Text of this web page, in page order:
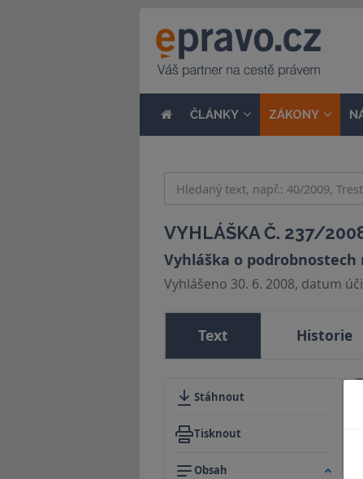
ČLÁNKY ZÁKONY
VYHLÁŠKA Č. 237/
Vyhláška o
Vyhlášeno 30. 6. 2008, datum
Text Historie
Stáhnout
Tisknout
Obsah